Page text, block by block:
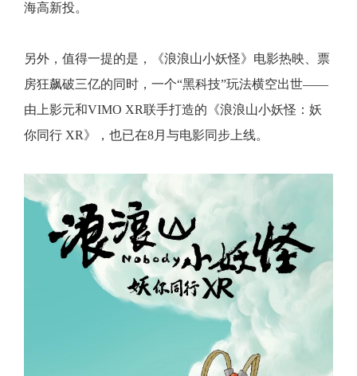
海高新投。
另外，值得一提的是，《浪浪山小妖怪》电影热映、票
房狂飙破三亿的同时，一个“黑科技”玩法横空出世——
由上影元和VIMO XR联手打造的《浪浪山小妖怪：妖
你同行 XR》，也已在8月与电影同步上线。